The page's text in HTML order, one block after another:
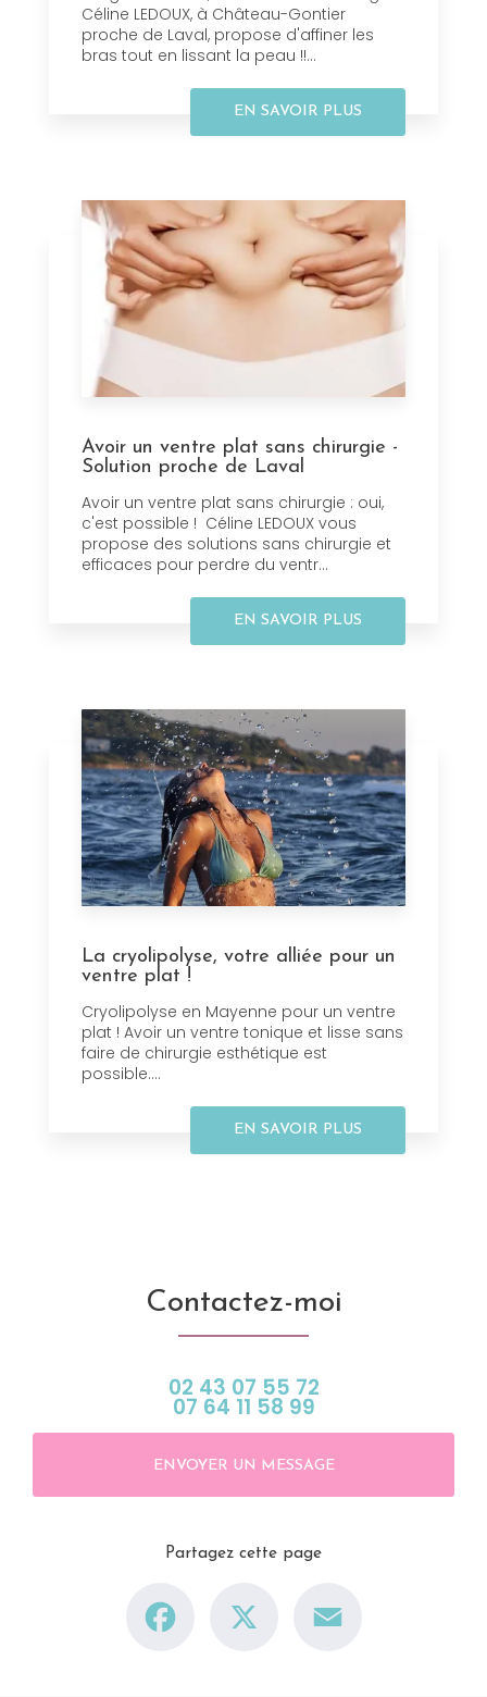
Céline LEDOUX, à Château-Gontier
proche de Laval, propose d'affiner les
bras tout en lissant la peau !!...
EN SAVOIR PLUS
Avoir un ventre plat sans chirurgie -
Solution proche de Laval
Avoir un ventre plat sans chirurgie : oui,
c'est possible ! Céline LEDOUX vous
propose des solutions sans chirurgie et
efficaces pour perdre du ventr...
EN SAVOIR PLUS
La cryolipolyse, votre alliée pour un
ventre plat !
Cryolipolyse en Mayenne pour un ventre
plat ! Avoir un ventre tonique et lisse sans
faire de chirurgie esthétique est
possible....
EN SAVOIR PLUS
Contactez-moi
02 43 07 55 72
07 64 11 58 99
ENVOYER UN MESSAGE
Partagez cette page